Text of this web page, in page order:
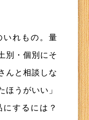
いれもの。量
別・個別にそ
んと相談しな
ほうがいい」
するには？